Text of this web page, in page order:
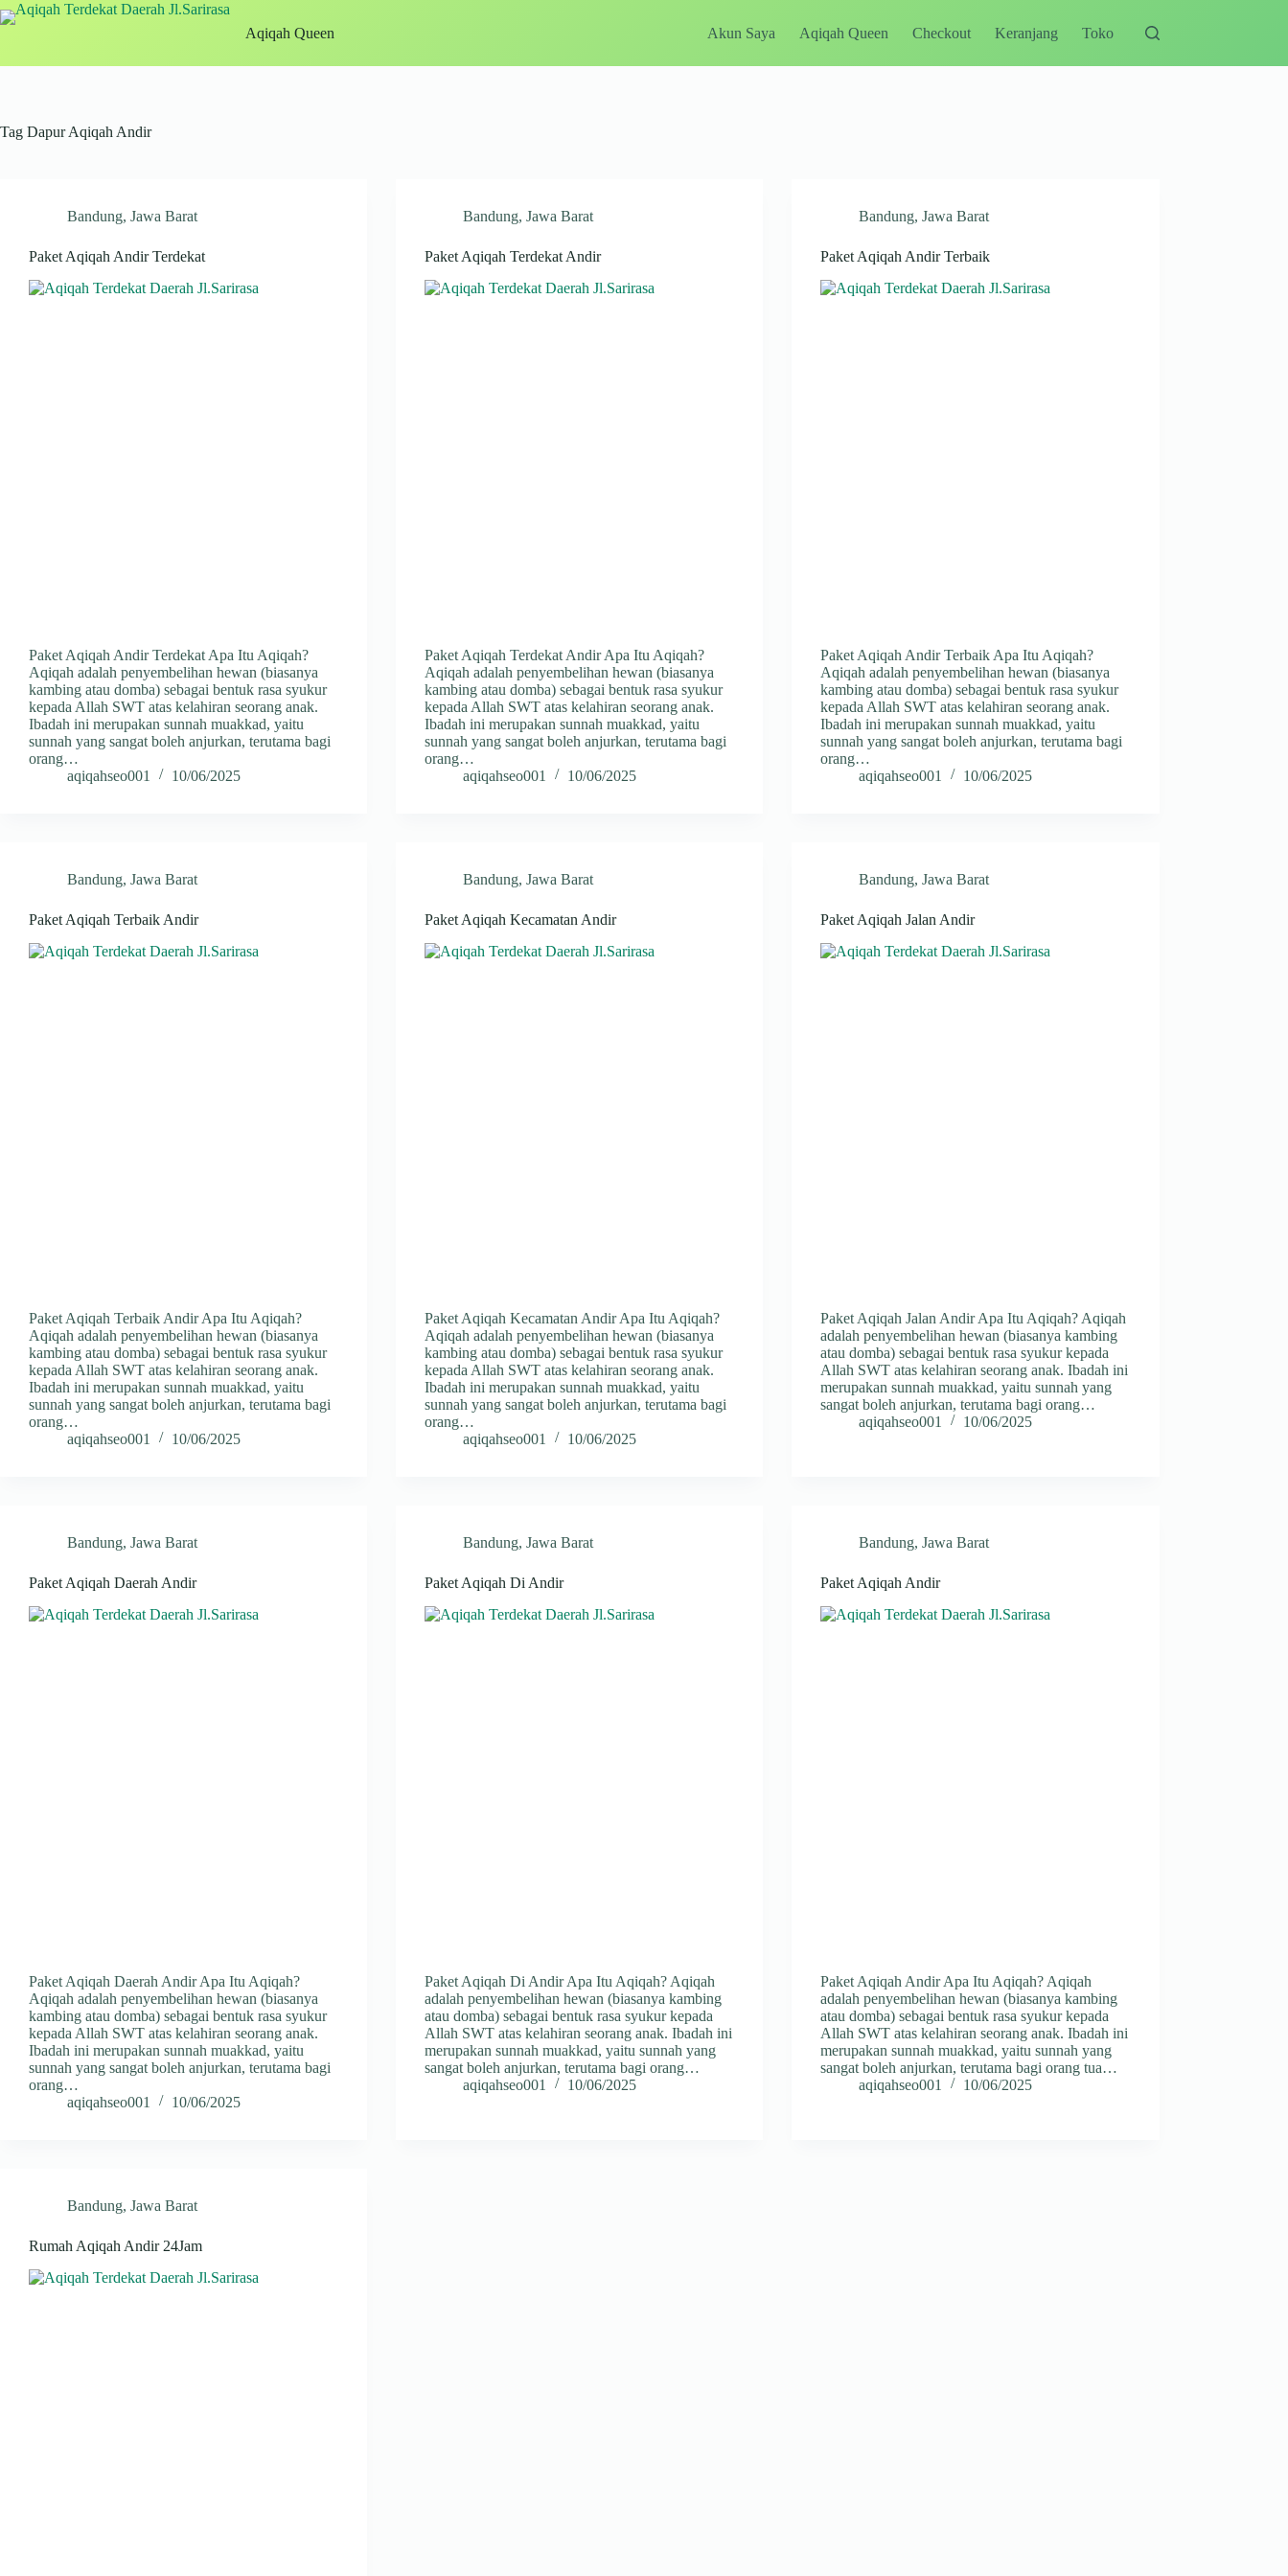
Skip
to
Aqiqah Queen Akun Saya Aqiqah Queen Checkout Keranjang Toko
Tag Dapur Aqiqah Andir
Bandung, Jawa Barat
Paket Aqiqah Andir Terdekat
Paket Aqiqah Andir Terdekat Apa Itu Aqiqah?
Aqiqah adalah penyembelihan hewan (biasanya
kambing atau domba) sebagai bentuk rasa syukur
kepada Allah SWT atas kelahiran seorang anak.
Ibadah ini merupakan sunnah muakkad, yaitu
sunnah yang sangat boleh anjurkan, terutama bagi
orang…
aqiqahseo001
10/06/2025
Bandung,Jawa Barat
Paket Aqiqah Terdekat Andir
Paket Aqiqah Terdekat Andir Apa Itu Aqiqah?
Aqiqah adalah penyembelihan hewan (biasanya
kambing atau domba) sebagai bentuk rasa syukur
kepada Allah SWT atas kelahiran seorang anak.
Ibadah ini merupakan sunnah muakkad, yaitu
sunnah yang sangat boleh anjurkan, terutama bagi
orang…
aqiqahseo001
10/06/2025
Bandung,Jawa Barat
Paket Aqiqah Andir Terbaik
Paket Aqiqah Andir Terbaik Apa Itu Aqiqah?
Aqiqah adalah penyembelihan hewan (biasanya
kambing atau domba) sebagai bentuk rasa syukur
kepada Allah SWT atas kelahiran seorang anak.
Ibadah ini merupakan sunnah muakkad, yaitu
sunnah yang sangat boleh anjurkan, terutama bagi
orang…
aqiqahseo001
10/06/2025
Bandung, Jawa Barat
Paket Aqiqah Terbaik Andir
Paket Aqiqah Terbaik Andir Apa Itu Aqiqah?
Aqiqah adalah penyembelihan hewan (biasanya
kambing atau domba) sebagai bentuk rasa syukur
kepada Allah SWT atas kelahiran seorang anak.
Ibadah ini merupakan sunnah muakkad, yaitu
sunnah yang sangat boleh anjurkan, terutama bagi
orang…
aqiqahseo001
10/06/2025
Bandung,Jawa Barat
Paket Aqiqah Kecamatan Andir
Paket Aqiqah Kecamatan Andir Apa Itu Aqiqah?
Aqiqah adalah penyembelihan hewan (biasanya
kambing atau domba) sebagai bentuk rasa syukur
kepada Allah SWT atas kelahiran seorang anak.
Ibadah ini merupakan sunnah muakkad, yaitu
sunnah yang sangat boleh anjurkan, terutama bagi
orang…
aqiqahseo001
10/06/2025
Bandung,Jawa Barat
Paket Aqiqah Jalan Andir
Paket Aqiqah Jalan Andir Apa Itu Aqiqah? Aqiqah
adalah penyembelihan hewan (biasanya kambing
atau domba) sebagai bentuk rasa syukur kepada
Allah SWT atas kelahiran seorang anak. Ibadah ini
merupakan sunnah muakkad, yaitu sunnah yang
sangat boleh anjurkan, terutama bagi orang…
aqiqahseo001
10/06/2025
Bandung, Jawa Barat
Paket Aqiqah Daerah Andir
Paket Aqiqah Daerah Andir Apa Itu Aqiqah?
Aqiqah adalah penyembelihan hewan (biasanya
kambing atau domba) sebagai bentuk rasa syukur
kepada Allah SWT atas kelahiran seorang anak.
Ibadah ini merupakan sunnah muakkad, yaitu
sunnah yang sangat boleh anjurkan, terutama bagi
orang…
aqiqahseo001
10/06/2025
Bandung,Jawa Barat
Paket Aqiqah Di Andir
Paket Aqiqah Di Andir Apa Itu Aqiqah? Aqiqah
adalah penyembelihan hewan (biasanya kambing
atau domba) sebagai bentuk rasa syukur kepada
Allah SWT atas kelahiran seorang anak. Ibadah ini
merupakan sunnah muakkad, yaitu sunnah yang
sangat boleh anjurkan, terutama bagi orang…
aqiqahseo001
10/06/2025
Bandung,Jawa Barat
Paket Aqiqah Andir
Paket Aqiqah Andir Apa Itu Aqiqah? Aqiqah
adalah penyembelihan hewan (biasanya kambing
atau domba) sebagai bentuk rasa syukur kepada
Allah SWT atas kelahiran seorang anak. Ibadah ini
merupakan sunnah muakkad, yaitu sunnah yang
sangat boleh anjurkan, terutama bagi orang tua…
aqiqahseo001
10/06/2025
Bandung, Jawa Barat
Rumah Aqiqah Andir 24Jam